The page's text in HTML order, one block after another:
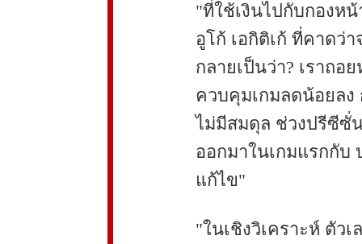
"ที่ใช้เงินไปกับกองห
อูโก้ เอกิติเก้ ที่คาดว่
กลายเป็นว่า? เราถอ
ควบคุมเกมลดน้อยลง
ไม่มีสมดุล ช่วงปรีซีซั่
ออกมาในเกมแรกกับ
แก้ไข"
"ในเชิงวิเคราะห์ ตัว